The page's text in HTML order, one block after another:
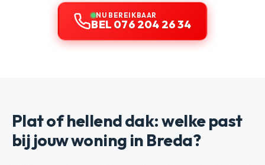
NU BEREIKBAAR
BEL 076 204 26 34
Plat of hellend dak: welke past
bij jouw woning in Breda?